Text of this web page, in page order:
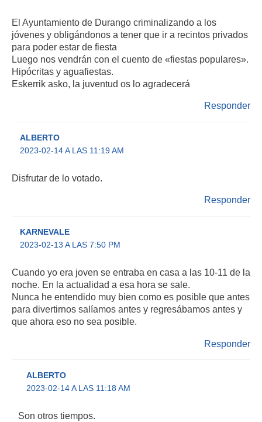
El Ayuntamiento de Durango criminalizando a los
jóvenes y obligándonos a tener que ir a recintos privados
para poder estar de fiesta
Luego nos vendrán con el cuento de «fiestas populares».
Hipócritas y aguafiestas.
Eskerrik asko, la juventud os lo agradecerá
Responder
ALBERTO
2023-02-14 A LAS 11:19 AM
Disfrutar de lo votado.
Responder
KARNEVALE
2023-02-13 A LAS 7:50 PM
Cuando yo era joven se entraba en casa a las 10-11 de la
noche. En la actualidad a esa hora se sale.
Nunca he entendido muy bien como es posible que antes
para divertirnos salíamos antes y regresábamos antes y
que ahora eso no sea posible.
Responder
ALBERTO
2023-02-14 A LAS 11:18 AM
Son otros tiempos.